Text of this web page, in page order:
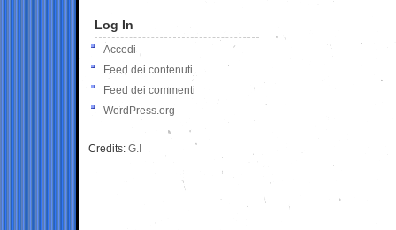
Log In
Accedi
Feed dei contenuti
Feed dei commenti
WordPress.org
Credits: G.I